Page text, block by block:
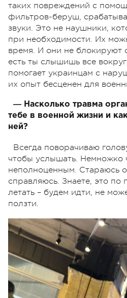
таких повреждений с
фильтров-беруш,
звуки. Это не наушники,
при необходимости. Их
время. И они не блокируют
есть ты слышишь все
помогает украинцам с
их опыт бесценен для
― Насколько травма
тебе в военной жизни и
ней?
Всегда поворачиваю
чтобы услышать. Немножко
неполноценным. Стараюсь
справляюсь. Знаете, это
летать – будем идти, не
ползти.